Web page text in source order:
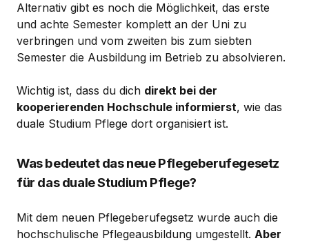
Alternativ gibt es noch die Möglichkeit, das erste
und achte Semester komplett an der Uni zu
verbringen und vom zweiten bis zum siebten
Semester die Ausbildung im Betrieb zu absolvieren.
Wichtig ist, dass du dich direkt bei der
kooperierenden Hochschule informierst, wie das
duale Studium Pflege dort organisiert ist.
Was bedeutet das neue Pflegeberufegesetz
für das duale Studium Pflege?
Mit dem neuen Pflegeberufegsetz wurde auch die
hochschulische Pflegeausbildung umgestellt. Aber